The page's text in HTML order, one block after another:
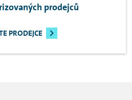
prodejců
PRODEJCE